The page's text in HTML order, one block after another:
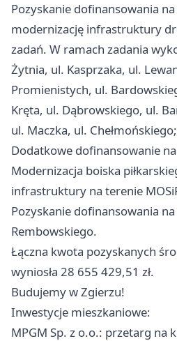
Pozyskanie dofinansowania
modernizację infrastruktury
zadań. W ramach zadania
Żytnia, ul. Kasprzaka, ul.
Promienistych, ul.
Kręta, ul. Dąbrowskiego, ul.
ul. Maczka, ul. Chełmońskiego;
Dodatkowe dofinansowanie
Modernizacja boiska
infrastruktury na terenie
Pozyskanie dofinansowania
Rembowskiego.
Łączna kwota pozyskanych
wyniosła 28 655 429,51 zł.
Budujemy w Zgierzu!
Inwestycje mieszkaniowe:
MPGM Sp. z o.o.: przetarg na